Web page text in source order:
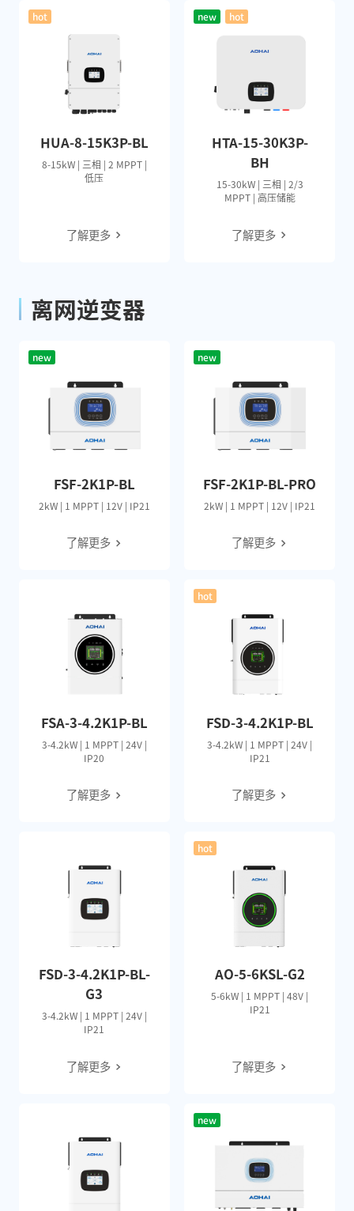
hot
HUA-8-15K3P-BL
8-15kW | 三相 | 2 MPPT |
低压
了解更多
new hot
HTA-15-30K3P-
BH
15-30kW | 三相 | 2/3
MPPT | 高压储能
了解更多
离网逆变器
new
FSF-2K1P-BL
2kW | 1 MPPT | 12V | IP21
了解更多
new
FSF-2K1P-BL-PRO
2kW | 1 MPPT | 12V | IP21
了解更多
FSA-3-4.2K1P-BL
3-4.2kW | 1 MPPT | 24V |
IP20
了解更多
hot
FSD-3-4.2K1P-BL
3-4.2kW | 1 MPPT | 24V |
IP21
了解更多
FSD-3-4.2K1P-BL-
G3
3-4.2kW | 1 MPPT | 24V |
IP21
了解更多
hot
AO-5-6KSL-G2
5-6kW | 1 MPPT | 48V |
IP21
了解更多
new